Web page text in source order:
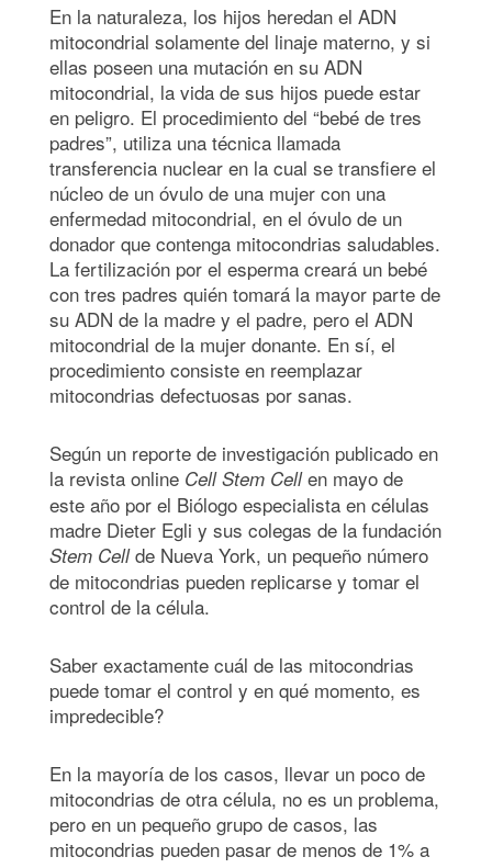
En la naturaleza, los hijos heredan el ADN
mitocondrial solamente del linaje materno, y si
ellas poseen una mutación en su ADN
mitocondrial, la vida de sus hijos puede estar
en peligro. El procedimiento del “bebé de tres
padres”, utiliza una técnica llamada
transferencia nuclear en la cual se transfiere el
núcleo de un óvulo de una mujer con una
enfermedad mitocondrial, en el óvulo de un
donador que contenga mitocondrias saludables.
La fertilización por el esperma creará un bebé
con tres padres quién tomará la mayor parte de
su ADN de la madre y el padre, pero el ADN
mitocondrial de la mujer donante. En sí, el
procedimiento consiste en reemplazar
mitocondrias defectuosas por sanas.
Según un reporte de investigación publicado en
la revista online Cell Stem Cellen mayo de
este año por el Biólogo especialista en células
madre Dieter Egli y sus colegas de la fundación
Stem Cellde Nueva York, un pequeño número
de mitocondrias pueden replicarse y tomar el
control de la célula.
Saber exactamente cuál de las mitocondrias
puede tomar el control y en qué momento, es
impredecible?
En la mayoría de los casos, llevar un poco de
mitocondrias de otra célula, no es un problema,
pero en un pequeño grupo de casos, las
mitocondrias pueden pasar de menos de 1% a